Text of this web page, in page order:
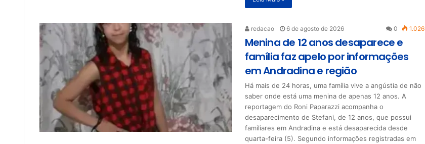
redacao 6 de agosto de 2026 0 1.026
Menina de 12 anos desaparece e
família faz apelo por informações
em Andradina e região
Há mais de 24 horas, uma família vive a angústia de não
saber onde está uma menina de apenas 12 anos. A
reportagem do Roni Paparazzi acompanha o
desaparecimento de Stefani, de 12 anos, que possui
familiares em Andradina e está desaparecida desde
quarta-feira (5). Segundo informações registradas em